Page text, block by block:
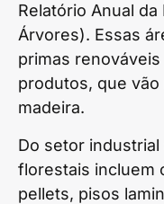
Relatório Anual
Árvores). Essas
primas
produtos, que vão
madeira.
Do setor
florestais incluem
pellets, pisos